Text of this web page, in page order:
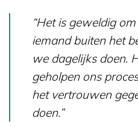
“Het is geweldig
iemand buiten het
we dagelijks doen.
geholpen ons
het vertrouwen
doen.”